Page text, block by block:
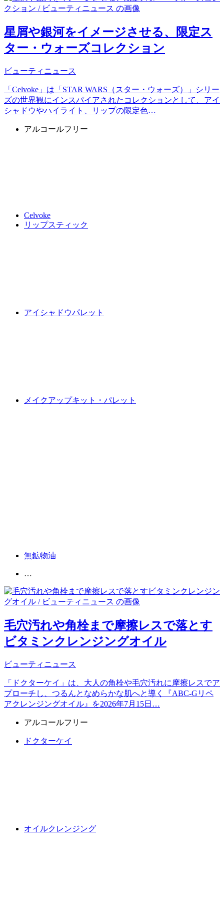
星屑や銀河をイメージさせる、限定ス
ター・ウォーズコレクション
ビューティニュース
「Celvoke」は「STAR WARS（スター・ウォーズ）」シリー
ズの世界観にインスパイアされたコレクションとして、アイ
シャドウやハイライト、リップの限定色…
アルコールフリー
Celvoke
リップスティック
アイシャドウパレット
メイクアップキット・パレット
無鉱物油
…
毛穴汚れや角栓まで摩擦レスで落とす
ビタミンクレンジングオイル
ビューティニュース
「ドクターケイ」は、大人の角栓や毛穴汚れに摩擦レスでア
プローチし、つるんとなめらかな肌へと導く『ABC-Gリペ
アクレンジングオイル』を2026年7月15日…
アルコールフリー
ドクターケイ
オイルクレンジング